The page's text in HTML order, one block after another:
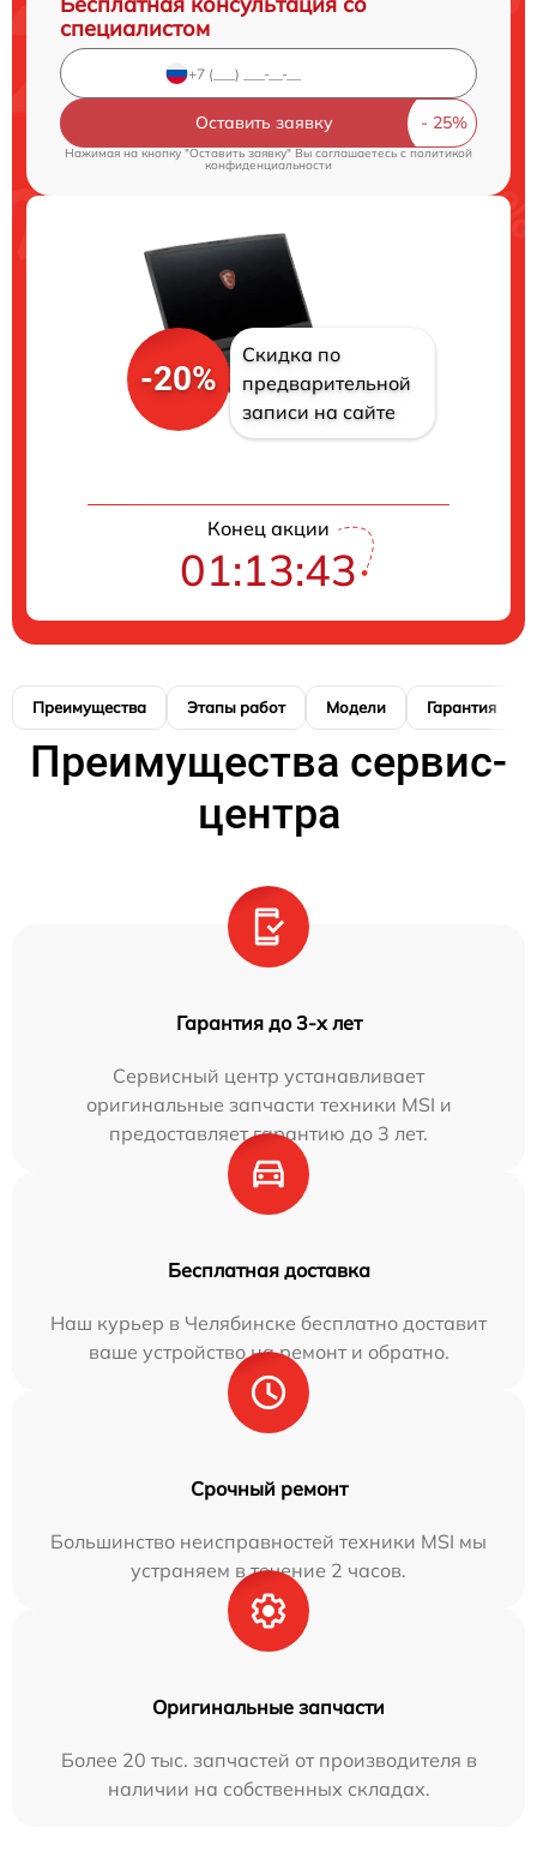
специалистом
Оставить заявку
Нажимая на кнопку "Оставить заявку" Вы соглашаетесь cполитикой
конфиденциальности
-20%
Скидка по
предварительной
записи на сайте
Конец акции
01:13:42
Преимущества Этапы работ Модели Гарантия
Преимущества сервис-
центра
Гарантия до 3-х лет
Сервисный центр устанавливает
оригинальные запчасти техники MSI и
предоставляет гарантию до 3 лет.
Бесплатная доставка
Наш курьер в Челябинске бесплатно доставит
ваше устройство на ремонт и обратно.
Срочный ремонт
Большинство неисправностей техники MSI мы
устраняем в течение 2 часов.
Оригинальные запчасти
Более 20 тыс. запчастей от производителя в
наличии на собственных складах.